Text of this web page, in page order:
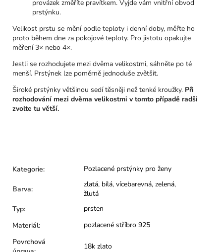
provázek změříte pravítkem. Vyjde vám vnitřní obvod
prstýnku.
Velikost prstu se mění podle teploty i denní doby, měřte ho
proto během dne za pokojové teploty. Pro jistotu opakujte
měření 3× nebo 4×.
Jestli se rozhodujete mezi dvěma velikostmi, sáhněte po té
menší. Prstýnek lze poměrně jednoduše zvětšit.
Široké prstýnky většinou sedí těsněji než tenké kroužky. Při
rozhodování mezi dvěma velikostmi v tomto případě radši
zvolte tu větší.
Kategorie: Pozlacené prstýnky pro ženy
Barva:
zlatá, bílá, vícebarevná, zelená,
žlutá
Typ:
prsten
Materiál:
pozlacené stříbro 925
Povrchová
18k zlato